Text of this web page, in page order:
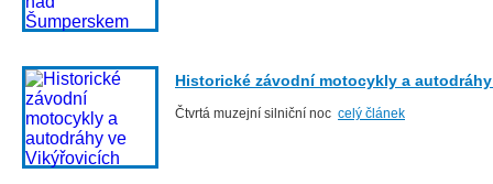
Historické závodní motocykly a
Čtvrtá muzejní silniční noc celý článek